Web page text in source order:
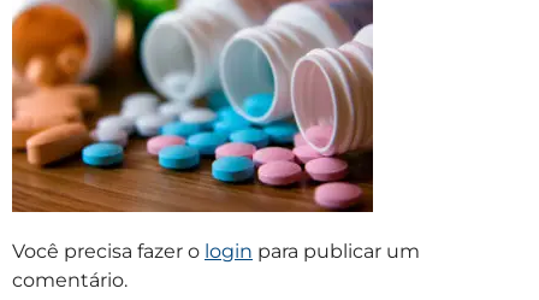
Você precisa fazer o login para publicar um
comentário.